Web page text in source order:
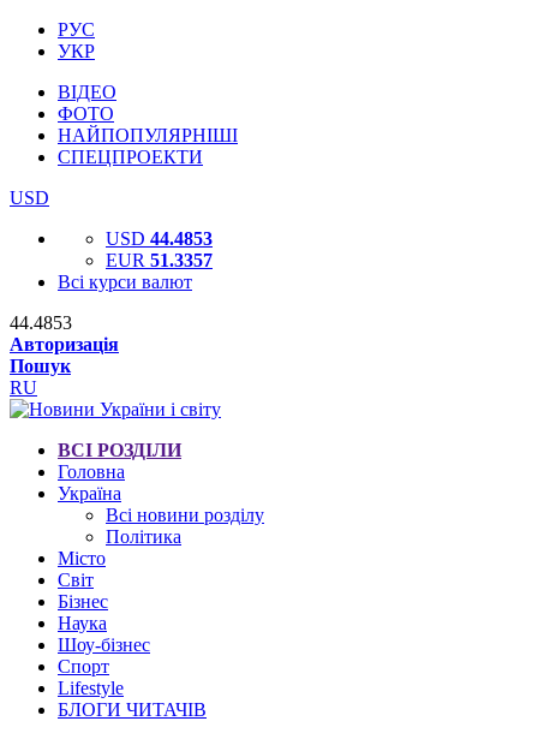
РУС
УКР
ВІДЕО
ФОТО
НАЙПОПУЛЯРНІШІ
СПЕЦПРОЕКТИ
USD
USD 44.4853
EUR 51.3357
Всі курси валют
44.4853
Авторизація
Пошук
RU
ВСІ РОЗДІЛИ
Головна
Україна
Всі новини розділу
Політика
Місто
Світ
Бізнес
Наука
Шоу-бізнес
Спорт
Lifestyle
БЛОГИ ЧИТАЧІВ